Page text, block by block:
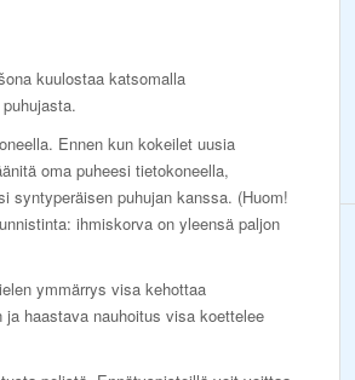
kuulostaa katsomalla
Ennen kun kokeilet uusia
oma puheesi tietokoneella,
syntyperäisen puhujan kanssa. (Huom!
ihmiskorva on yleensä paljon
ymmärrys visa kehottaa
ja haastava nauhoitus visa koettelee